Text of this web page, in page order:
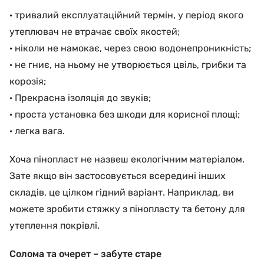
· тривалий експлуатаційний термін, у період якого
утеплювач не втрачає своїх якостей;
· ніколи не намокає, через свою водонепроникність;
· не гниє, на ньому не утворюється цвіль, грибки та
корозія;
· Прекрасна ізоляція до звуків;
· проста установка без шкоди для корисної площі;
· легка вага.
Хоча пінопласт не назвеш екологічним матеріалом.
Зате якщо він застосовується всередині інших
складів, це цілком гідний варіант. Наприклад, ви
можете зробити стяжку з пінопласту та бетону для
утеплення покрівлі.
Солома та очерет – забуте старе